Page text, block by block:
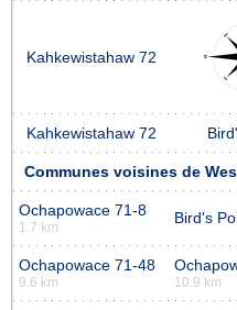
Kahkewistahaw 72
Kahkewistahaw 72
Communes voisines de
Ochapowace 71-8
1.7 km
Bird's
Ochapowace 71-48
9.6 km 10.9 km